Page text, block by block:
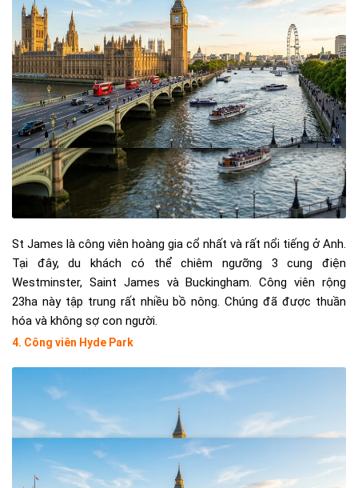
St James là công viên hoàng gia cổ nhất và rất nổi tiếng ở Anh.
Tại đây, du khách có thể chiêm ngưỡng 3 cung điện
Westminster, Saint James và Buckingham. Công viên rộng
23ha này tập trung rất nhiều bồ nông. Chúng đã được thuần
hóa và không sợ con người.
4. Công viên Hyde Park